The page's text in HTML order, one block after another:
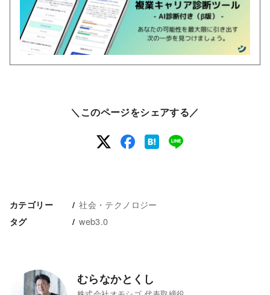
＼このページをシェアする／
カテゴリー 社会・テクノロジー
タグ web3.0
むらなかとくし